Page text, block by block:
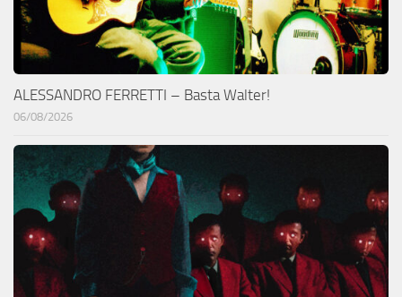
ALESSANDRO FERRETTI – Basta Walter!
06/08/2026